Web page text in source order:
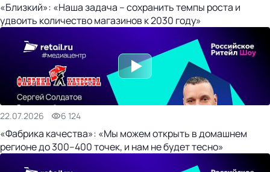
«Близкий»: «Наша задача – сохранить темпы роста и
удвоить количество магазинов к 2030 году»
22.07.2026 6 124
«Фабрика качества»: «Мы можем открыть в домашнем
регионе до 300–400 точек, и нам не будет тесно»